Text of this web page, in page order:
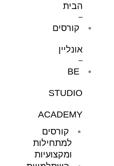
הבית
קורסים
אונליין
BE
STUDIO
ACADEMY
קורסים
למתחילות
ומקצועיות